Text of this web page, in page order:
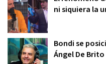
ni siquiera la
Bondi se
Ángel De